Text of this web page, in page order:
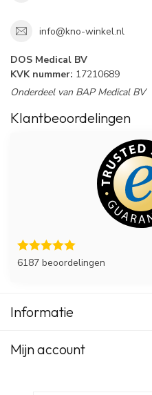
info@kno-winkel.nl
DOS Medical BV
KVK nummer: 17210689
Onderdeel van BAP Medical BV
Klantbeoordelingen
6187 beoordelingen
Informatie
Mijn account